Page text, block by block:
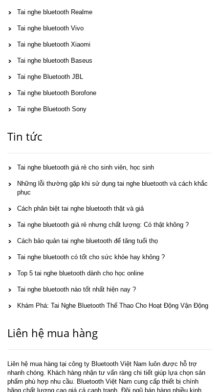
Tai nghe bluetooth Realme
Tai nghe bluetooth Vivo
Tai nghe bluetooth Xiaomi
Tai nghe bluetooth Baseus
Tai nghe Bluetooth JBL
Tai nghe bluetooth Borofone
Tai nghe Bluetooth Sony
Tin tức
Tai nghe bluetooth giá rẻ cho sinh viên, học sinh
Những lỗi thường gặp khi sử dụng tai nghe bluetooth và cách khắc
phục
Cách phân biệt tai nghe bluetooth thật và giả
Tai nghe bluetooth giá rẻ nhưng chất lượng: Có thật không ?
Cách bảo quản tai nghe bluetooth để tăng tuổi thọ
Tai nghe bluetooth có tốt cho sức khỏe hay không ?
Top 5 tai nghe bluetooth dành cho học online
Tai nghe bluetooth nào tốt nhất hiện nay ?
Khám Phá: Tai Nghe Bluetooth Thể Thao Cho Hoạt Động Vận Động
Liên hệ mua hàng
Liên hệ mua hàng tại công ty Bluetooth Việt Nam luôn được hỗ trợ
nhanh chóng. Khách hàng nhận tư vấn ràng chi tiết giúp lựa chọn sản
phẩm phù hợp nhu cầu. Bluetooth Việt Nam cung cấp thiết bị chính
hãng chất lượng cao giá cả cạnh tranh. Đội ngũ bán hàng nhiều kinh